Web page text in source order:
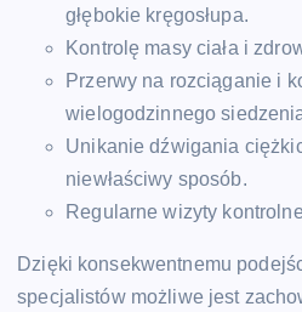
głębokie kręgosłupa.
Kontrolę masy ciała i
Przerwy na rozciąganie i
wielogodzinnego
Unikanie dźwigania
niewłaściwy sposób.
Regularne wizyty
Dzięki konsekwentnemu
specjalistów możliwe jest